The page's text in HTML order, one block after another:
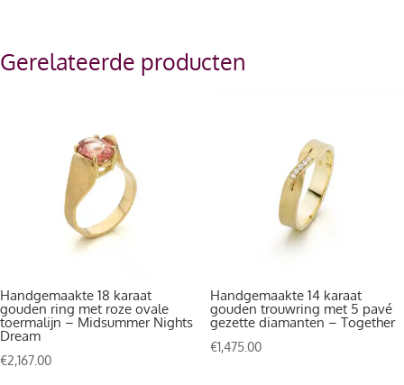
Gerelateerde producten
Handgemaakte 18 karaat
gouden ring met roze ovale
toermalijn – Midsummer Nights
Dream
€2,167.00
Handgemaakte 14 karaat
gouden trouwring met 5 pavé
gezette diamanten – Together
€1,475.00